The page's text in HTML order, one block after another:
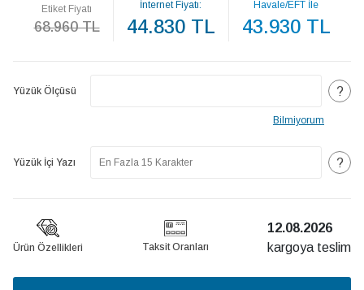
Etiket Fiyatı
68.960 TL
İnternet Fiyatı:
44.830 TL
Havale/EFT İle
43.930 TL
Yüzük Ölçüsü ?
Bilmiyorum
Yüzük İçi Yazı ?
Ürün Özellikleri Taksit Oranları
12.08.2026
kargoya teslim